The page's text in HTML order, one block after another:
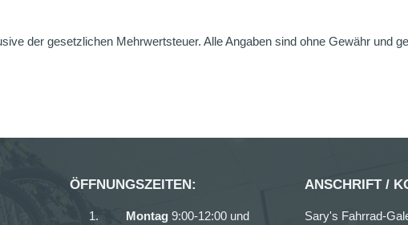
der gesetzlichen Mehrwertsteuer. Alle Angaben sind ohne Gewähr und
ÖFFNUNGSZEITEN:
Montag 9:00-12:00 und
ANSCHRIFT /
Sary's Fahrrad-